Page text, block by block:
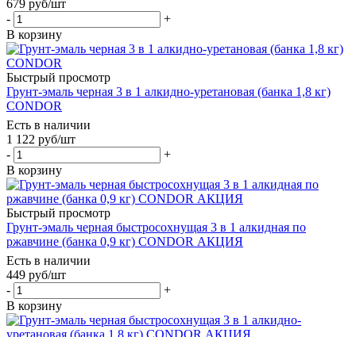
679 руб/шт
-
+
В корзину
Быстрый просмотр
Грунт-эмаль черная 3 в 1 алкидно-уретановая (банка 1,8 кг)
CONDOR
Есть в наличии
1 122 руб/шт
-
+
В корзину
Быстрый просмотр
Грунт-эмаль черная быстросохнущая 3 в 1 алкидная по
ржавчине (банка 0,9 кг) CONDOR АКЦИЯ
Есть в наличии
449 руб/шт
-
+
В корзину